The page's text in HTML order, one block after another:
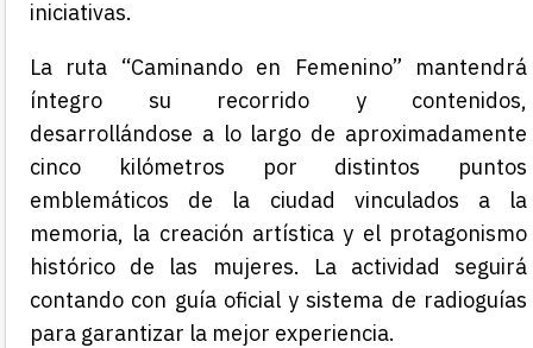
iniciativas.
La ruta “Caminando en Femenino” mantendrá
íntegro su recorrido y contenidos,
desarrollándose a lo largo de aproximadamente
cinco kilómetros por distintos puntos
emblemáticos de la ciudad vinculados a la
memoria, la creación artística y el protagonismo
histórico de las mujeres. La actividad seguirá
contando con guía oficial y sistema de radioguías
para garantizar la mejor experiencia.